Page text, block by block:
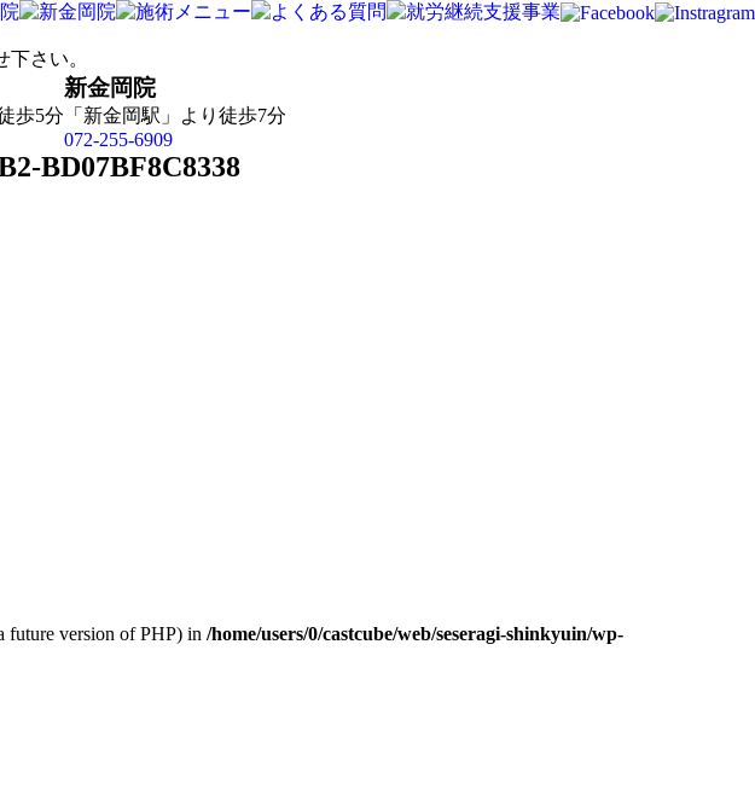
歩5分
新金岡院
「新金岡駅」より徒歩7分
072-255-6909
BD07BF8C8338
future version of PHP) in /home/users/0/castcube/web/seseragi-shinkyuin/wp-